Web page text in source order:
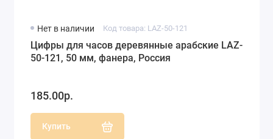
Нет в наличии Код товара: LAZ-50-121
Цифры для часов деревянные арабские LAZ-
50-121, 50 мм, фанера, Россия
185.00р.
Купить